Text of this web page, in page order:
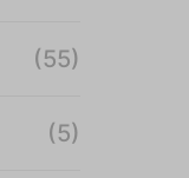
(55)
(5)